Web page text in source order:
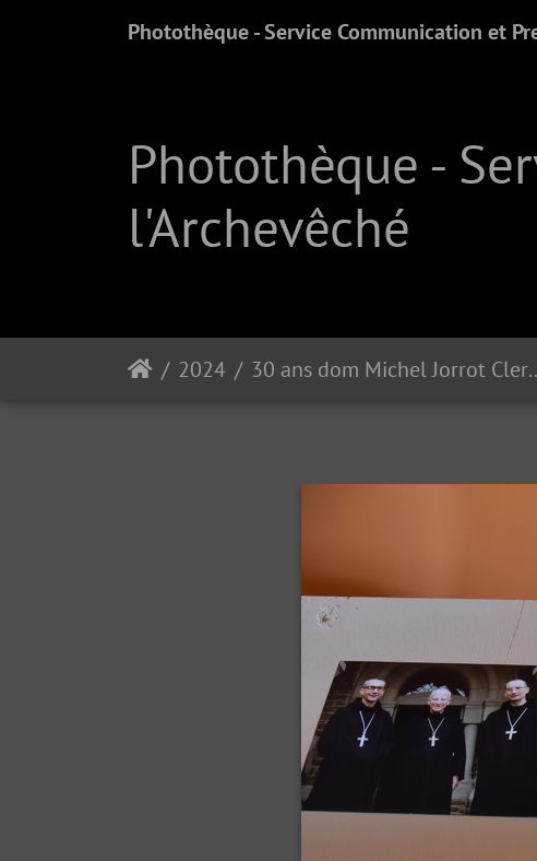
Photothèque - Service Communication et
Photothèque -
l'Archevêché
2024 30 ans